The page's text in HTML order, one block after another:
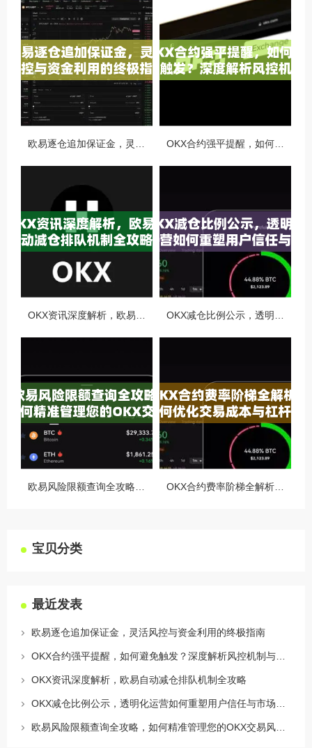
宝贝分类
最近发表
欧易逐仓追加保证金，灵活风控与资金利用的终极指南
OKX资讯深度解析，欧易自动减仓排队机制全攻略